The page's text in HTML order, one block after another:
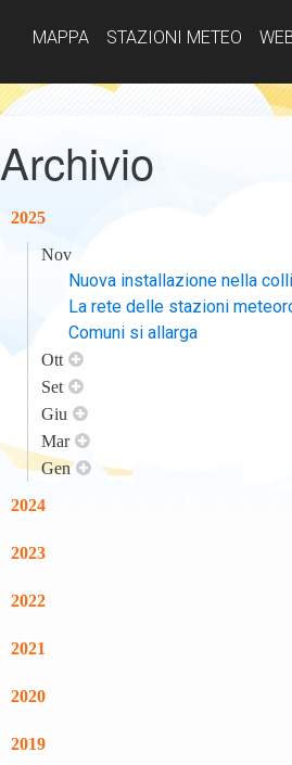
MAPPA STAZIONI METEO
Archivio
2025
Nov
Nuova installazione nella
La rete delle stazioni
Comuni si allarga
Ott
Set
Giu
Mar
Gen
2024
2023
2022
2021
2020
2019